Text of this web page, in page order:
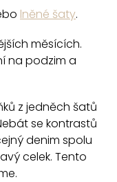
lněné šaty.
měsících.
na podzim a
z jedněch šatů
se kontrastů
denim spolu
celek. Tento